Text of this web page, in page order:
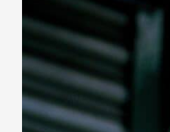
Sorties
Newsletter